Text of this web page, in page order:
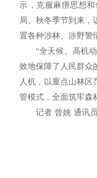
示，克服麻痹思想
局。秋冬季节到来，
置各种涉林、涉野警
“全天候、高机
效地保障了人民群众
人机，以重点山林
管模式，全面筑牢森
记者 曾姚 通讯